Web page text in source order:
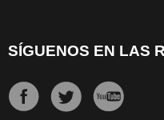
SÍGUENOS EN LAS